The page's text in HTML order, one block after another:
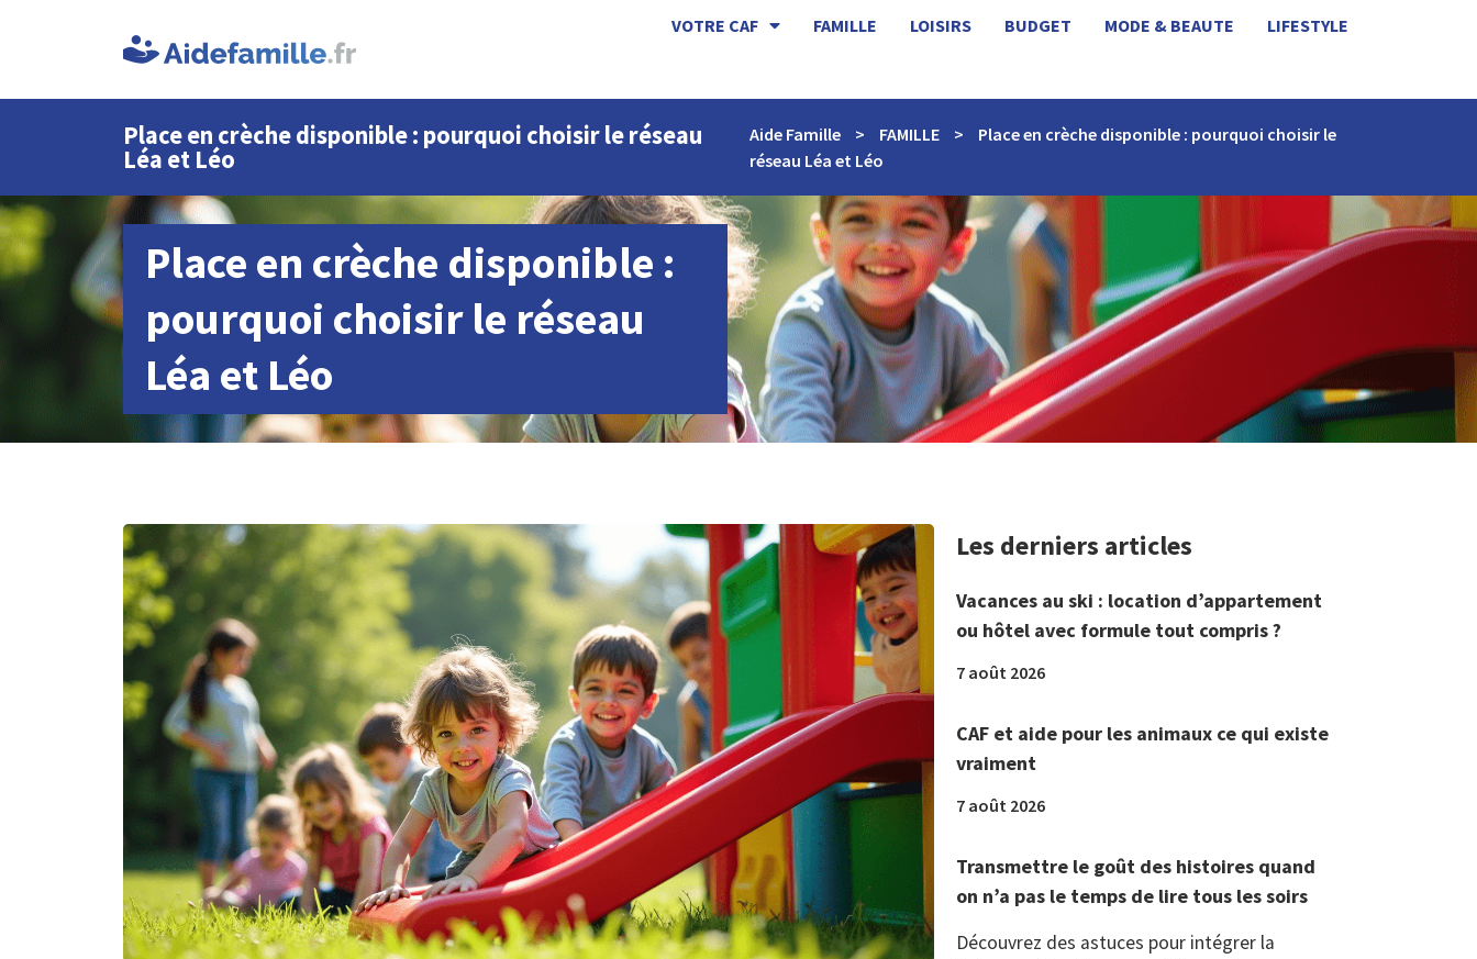
VOTRE CAF FAMILLE LOISIRS BUDGET MODE & BEAUTE LIFESTYLE
Place en crèche disponible : pourquoi choisir le réseau
Léa et Léo
Aide Famille > FAMILLE >
Place en crèche disponible : pourquoi choisir le
réseau Léa et Léo
Place en crèche disponible :
pourquoi choisir le réseau
Léa et Léo
Les derniers articles
Vacances au ski : location d’appartement
ou hôtel avec formule tout compris ?
7 août 2026
CAF et aide pour les animaux ce qui existe
vraiment
7 août 2026
Transmettre le goût des histoires quand
on n’a pas le temps de lire tous les soirs
Découvrez des astuces pour intégrer la